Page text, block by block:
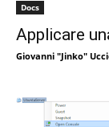
Docs
Applicare
Giovanni "Jinko"